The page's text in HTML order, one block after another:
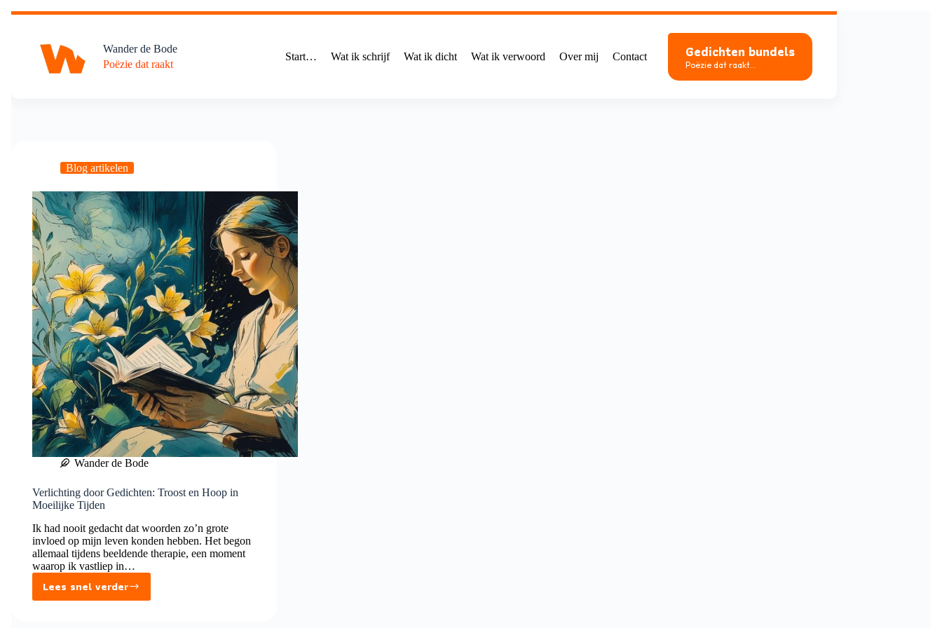
Ga
Wander de Bode
Poëzie dat raakt
Start… Wat ik schrijf Wat ik dicht Wat ik verwoord Over mij Contact Gedichten bundels
Poëzie dat raakt...
Blog artikelen
Wander de Bode
Verlichting door Gedichten: Troost en Hoop in
Moeilijke Tijden
Ik had nooit gedacht dat woorden zo’n grote
invloed op mijn leven konden hebben. Het begon
allemaal tijdens beeldende therapie, een moment
waarop ik vastliep in…
Lees snel verder
Verlichting